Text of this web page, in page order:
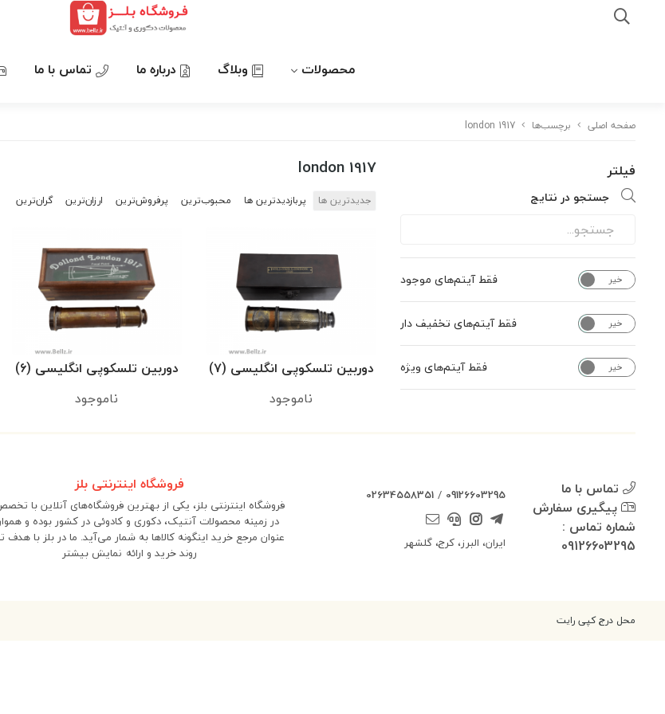
محصولات وبلاگ درباره ما تماس با ما
صفحه اصلی برچسب‌ها london 1917
فیلتر
جستجو در نتایج
خیر فقط آیتم‌های موجود
خیر فقط آیتم‌های تخفیف دار
خیر فقط آیتم‌های ویژه
london 1917
جدیدترین ها پربازدیدترین ها محبوب‌‌ترین پرفروش‌ترین ارزان‌ترین گران‌ترین
دوربین تلسکوپی انگلیسی (۷)
ناموجود
دوربین تلسکوپی انگلیسی (۶)
ناموجود
تماس با ما
پیگیری سفارش
شماره تماس :
09126603295
09126603295
/
02634558351
ایران، البرز، کرج، گلشهر
فروشگاه اینترنتی بلز
فروشگاه اینترنتی بلز، یکی از بهترین فروشگاه‌های آنلاین با
در زمینه محصولات آنتیک، دکوری و کادوئی در کشور بوده و
عنوان مرجع خرید اینگونه کالاها به شمار می‌آید. ما در بلز با
روند خرید و ارائه نمایش بیشتر
محل درج کپی رایت